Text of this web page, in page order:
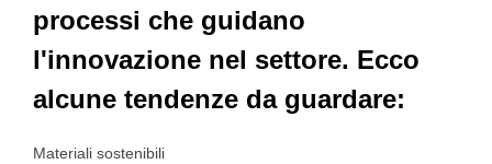
processi che guidano
l'innovazione nel settore. Ecco
alcune tendenze da guardare:
Materiali sostenibili